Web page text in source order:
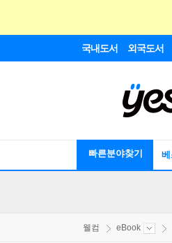
국내도서 외국도서
빠른분야찾기 베
웰컴 eBook